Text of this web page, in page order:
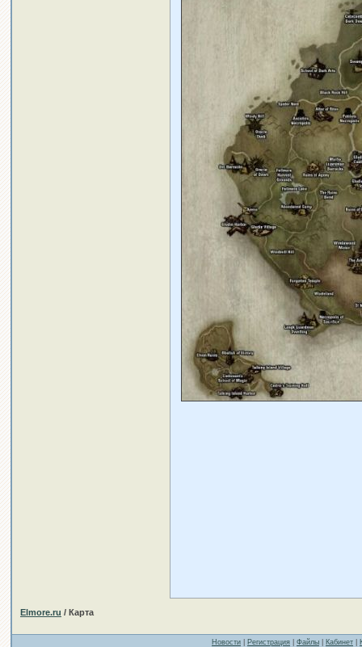
Elmore.ru / Карта
Новости Регистрация Файлы Кабинет